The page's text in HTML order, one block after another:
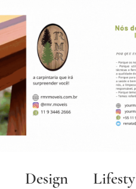
Design